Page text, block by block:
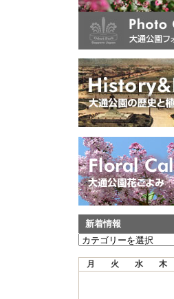
新着情報
新
月 火 水 木